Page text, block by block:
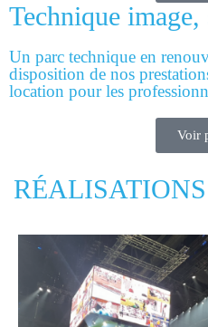
Technique
Un parc technique en
disposition de nos
location pour les
Voir
RÉALISATIONS